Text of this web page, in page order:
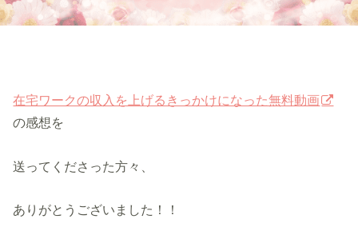
在宅ワークの収入を上げるきっかけになった無料動画
の感想を
送ってくださった方々、
ありがとうございました！！